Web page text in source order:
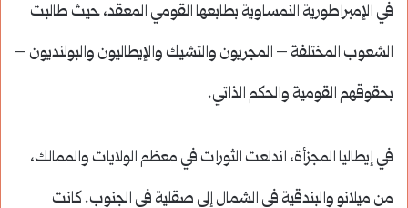
في الإمبراطورية النمساوية بطابعها القومي المعقد، حيث طالبت
الشعوب المختلفة – المجريون والتشيك والإيطاليون والبولنديون –
بحقوقهم القومية والحكم الذاتي.
في إيطاليا المجزأة، اندلعت الثورات في معظم الولايات والممالك،
من ميلانو والبندقية في الشمال إلى صقلية في الجنوب. كانت